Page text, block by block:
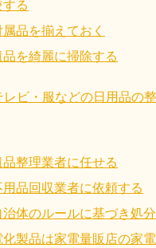
る
品を揃えておく
品を綺麗に掃除する
レビ・服などの日用品の
品整理業者に任せる
用品回収業者に依頼する
治体のルールに基づき処分
化製品は家電量販店の家電